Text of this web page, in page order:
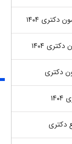
دکتری ۱۴۰۴
۱۴۰۴
دکتری
دکتری